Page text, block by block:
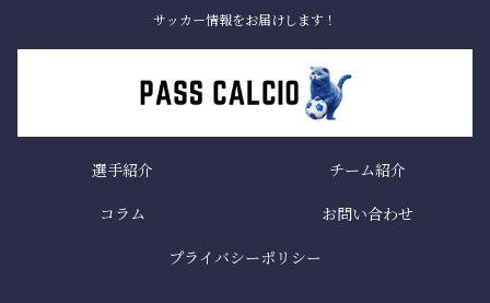
サッカー情報をお届けします！
選手紹介
チーム紹介
コラム
お問い合わせ
プライバシーポリシー